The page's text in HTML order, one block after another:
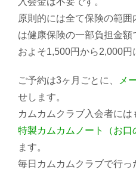
原則的には全て保険の範
は健康保険の一部負担金額
およそ1,500円から2,000円
ご予約は3ヶ月ごとに、 メ
せします。
カムカムクラブ入会者には
特製カムカムノート（お口
ます。
毎日カムカムクラブで行